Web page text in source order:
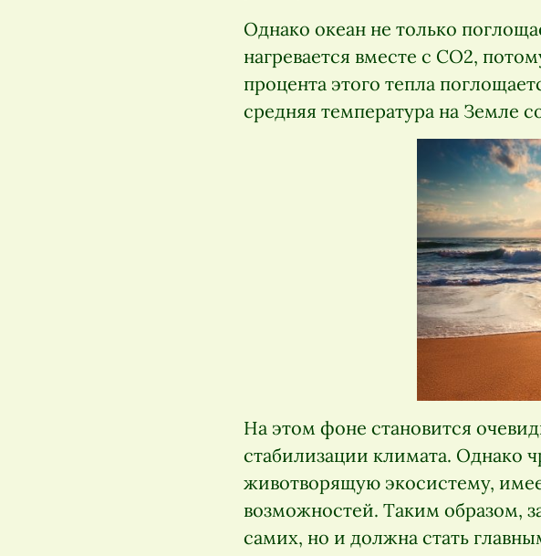
Однако океан не только
нагревается вместе с CO2,
процента этого тепла
средняя температура на Земле
На этом фоне становится
стабилизации климата. Однако
животворящую экосистему,
возможностей. Таким образом,
самих, но и должна стать